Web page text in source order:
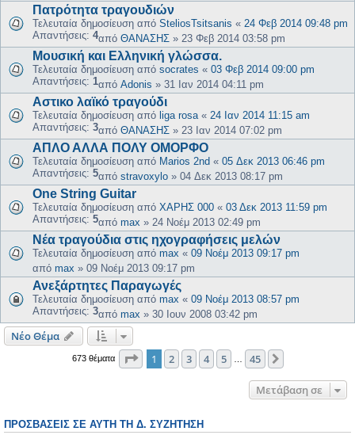
Πατρότητα τραγουδιών
Τελευταία δημοσίευση από SteliosTsitsanis « 24 Φεβ 2014 09:48 pm
Απαντήσεις: 4από ΘΑΝΑΣΗΣ » 23 Φεβ 2014 03:58 pm
Μουσική και Ελληνική γλώσσα.
Τελευταία δημοσίευση από socrates « 03 Φεβ 2014 09:00 pm
Απαντήσεις: 1από Adonis » 31 Ιαν 2014 04:11 pm
Αστικο λαϊκό τραγούδι
Τελευταία δημοσίευση από liga rosa« 24 Ιαν 2014 11:15 am
Απαντήσεις: 3από ΘΑΝΑΣΗΣ » 23 Ιαν 2014 07:02 pm
ΑΠΛΟ ΑΛΛΑ ΠΟΛΥ ΟΜΟΡΦΟ
Τελευταία δημοσίευση από Marios 2nd « 05 Δεκ 2013 06:46 pm
Απαντήσεις: 5από stravoxylo » 04 Δεκ 2013 08:17 pm
One String Guitar
Τελευταία δημοσίευση από ΧΑΡΗΣ 000 « 03 Δεκ 2013 11:59 pm
Απαντήσεις: 5από max » 24 Νοέμ 2013 02:49 pm
Νέα τραγούδια στις ηχογραφήσεις μελών
Τελευταία δημοσίευση από max « 09 Νοέμ 2013 09:17 pm
από max » 09 Νοέμ 2013 09:17 pm
Ανεξάρτητες Παραγωγές
Τελευταία δημοσίευση από max « 09 Νοέμ 2013 08:57 pm
Απαντήσεις: 3από max » 30 Ιουν 2008 03:42 pm
Νέο Θέμα
673 θέματα Σελίδα από45
1 2 3 4 5 45
Μετάβαση σε
ΠΡΟΣΒΆΣΕΙΣ ΣΕ ΑΥΤΉ ΤΗ Δ. ΣΥΖΉΤΗΣΗ